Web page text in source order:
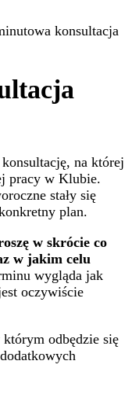
konsultacja
na której
pracy w Klubie.
stały się
plan.
w skrócie co
w jakim celu
wygląda jak
oczywiście
odbędzie się